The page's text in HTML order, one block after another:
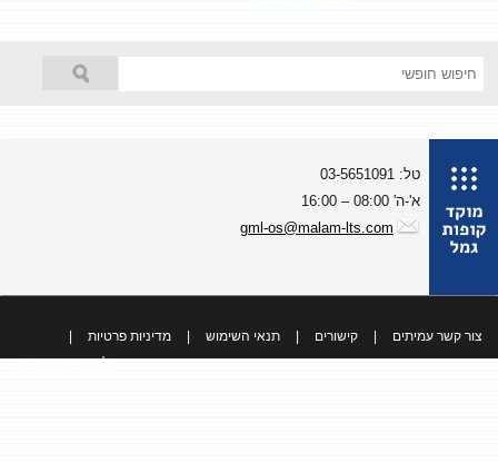
טל: 03-5651091
א'-ה' 08:00 – 16:00
gml-os@malam-lts.com
צור קשר עמיתים קישורים תנאי השימוש מדיניות פרטיות
כל הזכויות שמורות